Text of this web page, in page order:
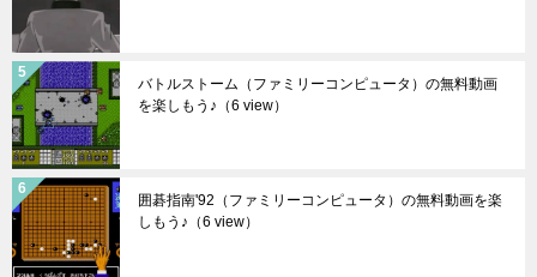
バトルストーム（ファミリーコンピュータ）の無料動画
を楽しもう♪ （6 view）
囲碁指南'92（ファミリーコンピュータ）の無料動画を楽
しもう♪ （6 view）